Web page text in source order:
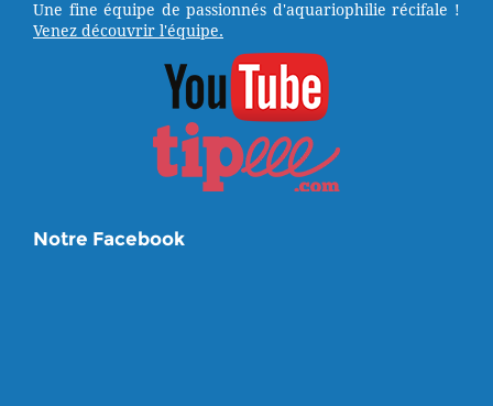
Une fine équipe de passionnés d'aquariophilie récifale !
Venez découvrir l'équipe.
Notre Facebook